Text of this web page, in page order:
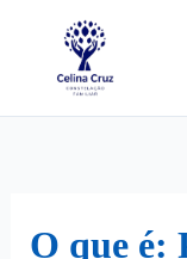
O que é: